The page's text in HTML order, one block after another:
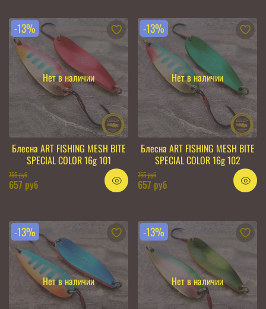
Нет в наличии
-13%
Блесна ART FISHING MESH BITE
SPECIAL COLOR 16g 101
755 руб
657 руб
Нет в наличии
-13%
Блесна ART FISHING MESH BITE
SPECIAL COLOR 16g 102
755 руб
657 руб
Нет в наличии
-13%
Нет в наличии
-13%